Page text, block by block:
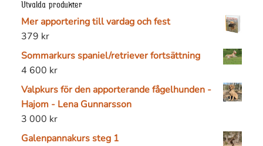
Utvalda produkter
Mer apportering till vardag och fest
379 kr
Sommarkurs spaniel/retriever fortsättning
4 600 kr
Valpkurs för den apporterande fågelhunden -
Hajom - Lena Gunnarsson
3 000 kr
Galenpannakurs steg 1